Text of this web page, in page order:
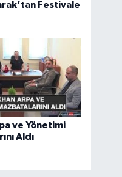
Festivale
ve Yönetimi
Aldı